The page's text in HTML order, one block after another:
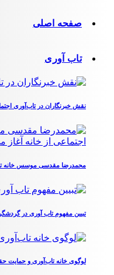
صفحه اصلی
تاب آوری
نقش خبرنگاران در تاب‌آوری
محمدرضا مقدسی موسس خانه
تبیین مفهوم تاب آوری در
لوگوی خانه تاب‌آوری و حمایت